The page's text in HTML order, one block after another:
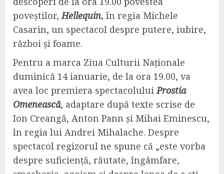
poveștilor,Hellequin, în regia Michele
Casarin, un spectacol despre putere, iubire,
război și foame.
Pentru a marca Ziua Culturii Naționale
duminică 14 ianuarie, de la ora 19.00, va
avea loc premiera spectacoluluiProstia
Omenească, adaptare după texte scrise de
Ion Creangă, Anton Pann și Mihai Eminescu,
în regia lui Andrei Mihalache. Despre
spectacol regizorul ne spune că „este vorba
despre suficiență, răutate, îngâmfare,